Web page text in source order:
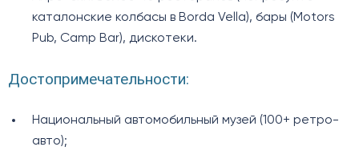
каталонские колбасы в Borda Vella), бары (Motors
Pub, Camp Bar), дискотеки.
Достопримечательности:
Национальный автомобильный музей (100+ ретро-
авто);